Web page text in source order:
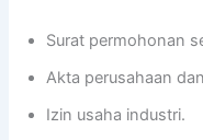
Surat permohonan
Akta perusahaan
Izin usaha industri.